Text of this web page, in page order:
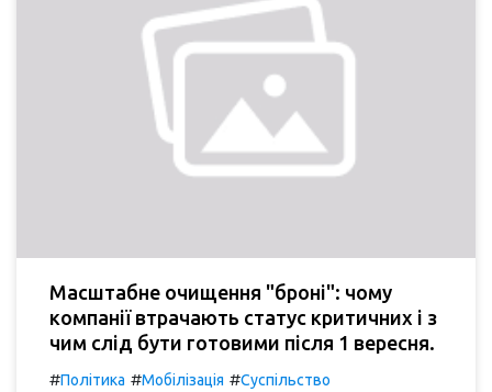
Масштабне очищення "броні": чому
компанії втрачають статус критичних і з
чим слід бути готовими після 1 вересня.
#Політика #Мобілізація #Суспільство